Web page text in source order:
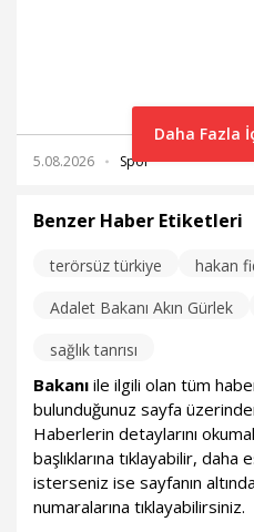
5.08.2026 Spor
Daha Fazla
Benzer Haber Etiketleri
terörsüz türkiye
hakan
Adalet Bakanı Akın Gürlek
sağlık tanrısı
Bakanı ile ilgili olan tüm haber
bulunduğunuz sayfa
Haberlerin detaylarını
başlıklarına tıklayabilir,
isterseniz ise sayfanın
numaralarına tıklayabilirsiniz.